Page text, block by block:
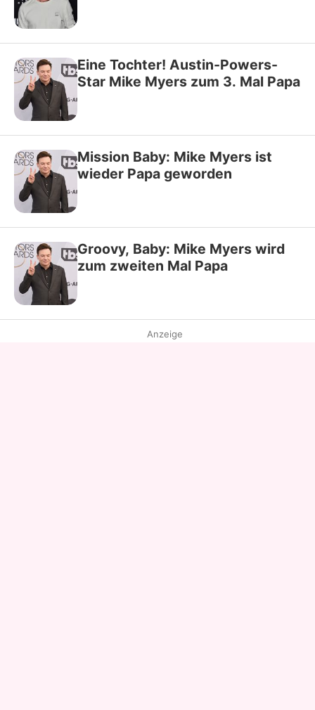
Eine Tochter! Austin-Powers-
Star Mike Myers zum 3. Mal Papa
Mission Baby: Mike Myers ist
wieder Papa geworden
Groovy, Baby: Mike Myers wird
zum zweiten Mal Papa
Anzeige